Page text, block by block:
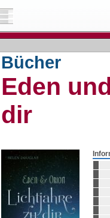
Bücher
Eden
dir